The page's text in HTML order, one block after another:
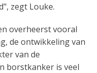
zegt Louke.
overheerst vooral
de ontwikkeling van
van de
borstkanker is veel